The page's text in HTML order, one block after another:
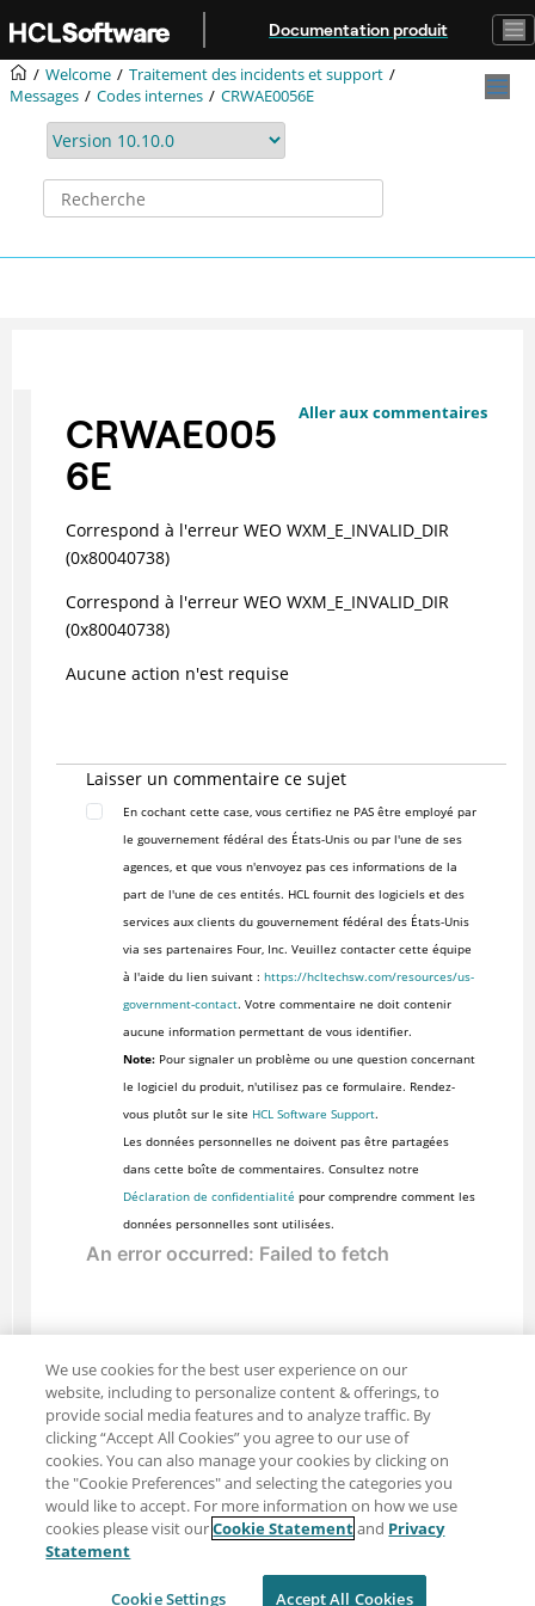
Aller au contenu principal
Documentation produit
Welcome
Traitement des incidents et support
Messages
Codes internes CRWAE0056E
Aller aux commentaires
CRWAE005
6E
Correspond à l'erreur WEO WXM_E_INVALID_DIR
(0x80040738)
Correspond à l'erreur WEO WXM_E_INVALID_DIR
(0x80040738)
Aucune action n'est requise
Laisser un commentaire ce sujet
En cochant cette case, vous certifiez ne PAS être employé par
le gouvernement fédéral des États-Unis ou par l'une de ses
agences, et que vous n'envoyez pas ces informations de la
part de l'une de ces entités. HCL fournit des logiciels et des
services aux clients du gouvernement fédéral des États-Unis
via ses partenaires Four, Inc. Veuillez contacter cette équipe
à l'aide du lien suivant : https://hcltechsw.com/resources/us-
government-contact. Votre commentaire ne doit contenir
aucune information permettant de vous identifier.
Note:Pour signaler un problème ou une question concernant
le logiciel du produit, n'utilisez pas ce formulaire. Rendez-
vous plutôt sur le site HCL Software Support.
Les données personnelles ne doivent pas être partagées
dans cette boîte de commentaires. Consultez notre
Déclaration de confidentialité pour comprendre comment les
données personnelles sont utilisées.
Partager : Courriel
Twitter
Clause de non-responsabilité
Intimité
We use cookies for the best user experience on our
website, including to personalize content & offerings, to
provide social media features and to analyze traffic. By
clicking “Accept All Cookies” you agree to our use of
cookies. You can also manage your cookies by clicking on
the "Cookie Preferences" and selecting the categories you
would like to accept. For more information on how we use
cookies please visit ourCookie Statementand Privacy
Statement
Cookie Settings Accept All Cookies